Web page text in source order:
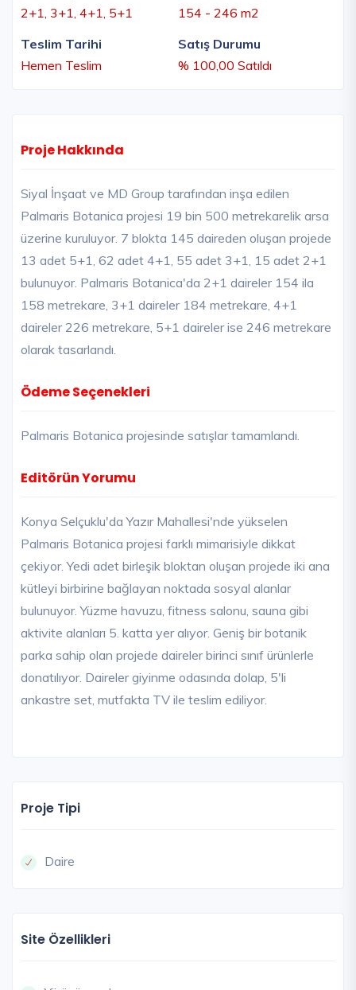
2+1, 3+1, 4+1, 5+1
154 - 246 m2
Teslim Tarihi
Hemen Teslim
Satış Durumu
% 100,00 Satıldı
Proje Hakkında
Siyal İnşaat ve MD Group tarafından inşa edilen
Palmaris Botanica projesi 19 bin 500 metrekarelik arsa
üzerine kuruluyor. 7 blokta 145 daireden oluşan projede
13 adet 5+1, 62 adet 4+1, 55 adet 3+1, 15 adet 2+1
bulunuyor. Palmaris Botanica'da 2+1 daireler 154 ila
158 metrekare, 3+1 daireler 184 metrekare, 4+1
daireler 226 metrekare, 5+1 daireler ise 246 metrekare
olarak tasarlandı.
Ödeme Seçenekleri
Palmaris Botanica projesinde satışlar tamamlandı.
Editörün Yorumu
Konya Selçuklu'da Yazır Mahallesi'nde yükselen
Palmaris Botanica projesi farklı mimarisiyle dikkat
çekiyor. Yedi adet birleşik bloktan oluşan projede iki ana
kütleyi birbirine bağlayan noktada sosyal alanlar
bulunuyor. Yüzme havuzu, fitness salonu, sauna gibi
aktivite alanları 5. katta yer alıyor. Geniş bir botanik
parka sahip olan projede daireler birinci sınıf ürünlerle
donatılıyor. Daireler giyinme odasında dolap, 5'li
ankastre set, mutfakta TV ile teslim ediliyor.
Proje Tipi
Daire
Site Özellikleri